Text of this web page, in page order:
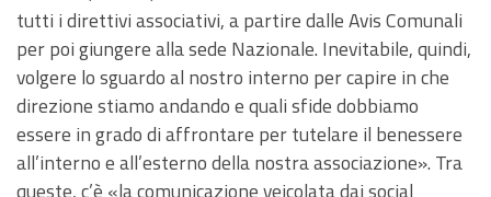
tutti i direttivi associativi, a partire dalle Avis Comunali
per poi giungere alla sede Nazionale. Inevitabile, quindi,
volgere lo sguardo al nostro interno per capire in che
direzione stiamo andando e quali sfide dobbiamo
essere in grado di affrontare per tutelare il benessere
all’interno e all’esterno della nostra associazione». Tra
queste, c’è «la comunicazione veicolata dai social